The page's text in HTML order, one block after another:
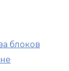
блоков